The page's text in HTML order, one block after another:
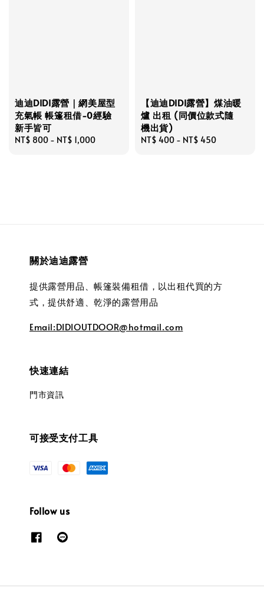
迪迪DIDI露營｜網美屋型
充氣帳 帳篷租借-0經驗
新手皆可
Regular
NT$ 800 - NT$ 1,000
【迪迪DIDI露營】煤油暖
爐 出租 (同價位款式隨
機出貨)
Regular
NT$ 400 - NT$ 450
關於迪迪露營
提供露營用品、帳篷裝備租借，以出租代買的方
式，提供舒適、乾淨的露營用品
Email:DIDIOUTDOOR@hotmail.com
快速連結
門市資訊
可接受支付工具
Follow us